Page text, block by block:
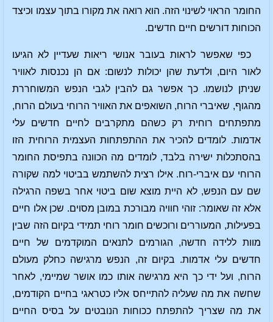
החומר הראוי לשינוי הזה. הוא רואה את מקורו בתוך עצמו וכיצד
הכוחות דורשים חיים חדשים.
כפי שאפשר לראות בעובר אנושי ריאות שעדיין לא הגיעו
לאור היום, ולדעת שהן יכולות לנשום: אם הן נכנסות לאוויר
שניתן לנושמו. כך אפשר גם להבין לגבי הנפש המשוחררת
מהגוף, שאיברי הרוח, השואפים את האוויר הרוחי בעולם הרוח,
מתפתחים רוחית רק כשהם מתקרבים לחיים חדשים עלי
אדמות. לומדים להכיר את ההתפתחות העצמית הרוחית הזו
בהסתכלות ישירה בלבד, לומדים מה הכוונה בתפיסת החומר
הרוחי עם איברי-רוח. אילו רצית להשתמש בביטוי למה שקורה
שם עם הנפש, לא היית מוצא שום ביטוי אחר בשפה הרגילה
אלא זה שאומר: זוהי חוויה מבורכת במובן מסוים. שכן אלו חיים
בפעילות, המעוררים ורוכשים חומר רוחי תמידי בקיום הזה שבין
מוות ללידה חדשה, הגורמים לתנאים המוקדמים של חיים
חדשים עלי אדמות. בקיום זה, הנפש מרגישה כחלק מעולם
הרוח, ועל ידי כך היא מרגישה אותו כמו אושר שמיימי, לאחר
שחשה את מה שעליה להתייחס אליו כטראגי בחיים הקודמים,
את מה שצריך להתפתח ככוחות הנובטים על בסיס החיים